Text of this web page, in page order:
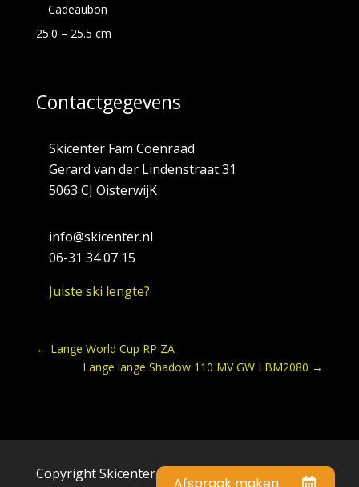
Cadeaubon
25.0 – 25.5 cm
Contactgegevens
Skicenter Fam Coenraad
Gerard van der Lindenstraat 31
5063 CJ OisterwijK
info@skicenter.nl
06-31 34 07 15
Juiste ski lengte?
← Lange World Cup RP ZA
Lange lange Shadow 110 MV GW LBM2080 →
Copyright Skicenter.nl © 2023 . All rights